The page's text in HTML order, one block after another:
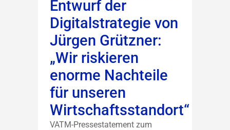
Entwurf der
Digitalstrategie von
Jürgen Grützner:
„Wir riskieren
enorme Nachteile
für unseren
Wirtschaftsstandort“
VATM-Pressestatement zum